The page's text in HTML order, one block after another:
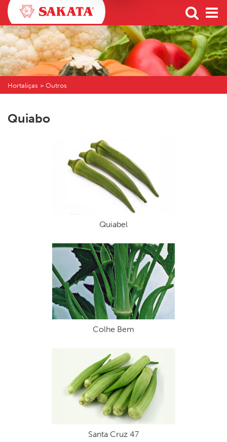
Hortaliças > Outros
Quiabo
Quiabel
Colhe Bem
Santa Cruz 47